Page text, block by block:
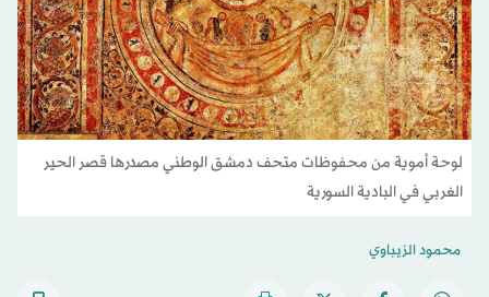
لوحة أموية من محفوظات متحف دمشق الوطني مصدرها قصر الحير
الغربي في البادية السورية
محمود الزيباوي